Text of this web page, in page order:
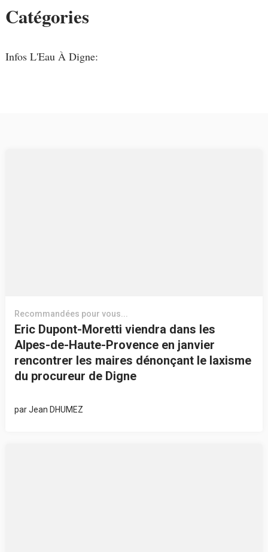
Catégories
Infos L'Eau À Digne:
Recommandées pour vous...
Eric Dupont-Moretti viendra dans les
Alpes-de-Haute-Provence en janvier
rencontrer les maires dénonçant le laxisme
du procureur de Digne
parJean DHUMEZ